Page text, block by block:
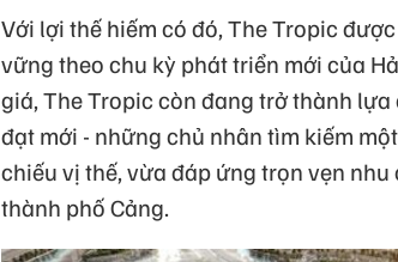
Với lợi thế hiếm có đó, The Tropic
vững theo chu kỳ phát triển mới của
giá, The Tropic còn đang trở thành
đạt mới - những chủ nhân tìm kiếm
chiếu vị thế, vừa đáp ứng trọn vẹn
thành phố Cảng.